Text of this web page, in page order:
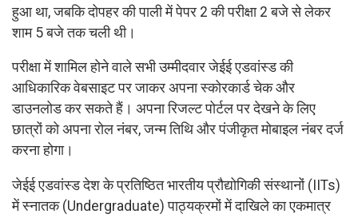
हुआ था, जबकि दोपहर की पाली में पेपर 2 की परीक्षा 2 बजे से लेकर
शाम 5 बजे तक चली थी।
परीक्षा में शामिल होने वाले सभी उम्मीदवार जेईई एडवांस्ड की
आधिकारिक वेबसाइट पर जाकर अपना स्कोरकार्ड चेक और
डाउनलोड कर सकते हैं। अपना रिजल्ट पोर्टल पर देखने के लिए
छात्रों को अपना रोल नंबर, जन्म तिथि और पंजीकृत मोबाइल नंबर दर्ज
करना होगा।
जेईई एडवांस्ड देश के प्रतिष्ठित भारतीय प्रौद्योगिकी संस्थानों (IITs)
में स्नातक (Undergraduate) पाठ्यक्रमों में दाखिले का एकमात्र